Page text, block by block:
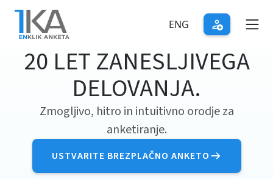
Skip
main
content
ENG
20 LET ZANESLJIVEGA
DELOVANJA.
Zmogljivo, hitro in intuitivno orodje za
anketiranje.
USTVARITE BREZPLAČNO ANKETO